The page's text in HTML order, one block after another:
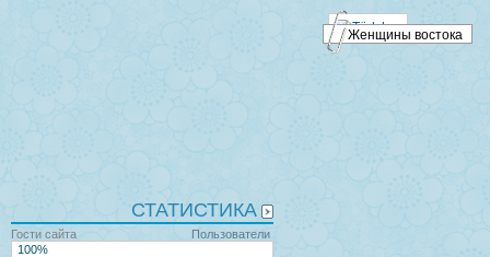
СТАТИСТИКА
Пользователи
Гости сайта
100%
Женщины востока